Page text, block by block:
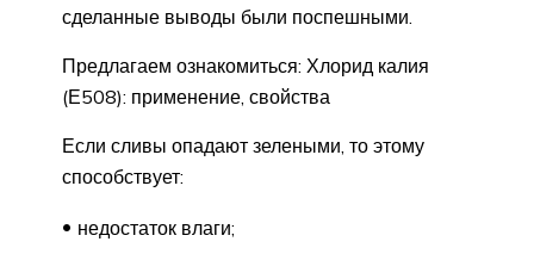
сделанные выводы были поспешными.
Предлагаем ознакомиться: Хлорид калия
(Е508): применение, свойства
Если сливы опадают зелеными, то этому
способствует:
недостаток влаги;